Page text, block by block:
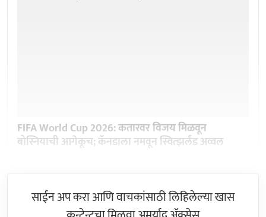
FIFA World Cup 2026: कतारवर विजय मिळवून
बोस्नियाची आगेकूच; कॅनडाला नमवून स्वित्झर्लंड अव्वल
साईन अप करा आणि वाचकांसाठी लिहिलेल्या खास